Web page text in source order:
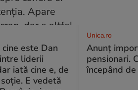
este Dan
liderii
iată cine e, de
E vedetă
Unica.ro
Anunț
pensionari.
începând